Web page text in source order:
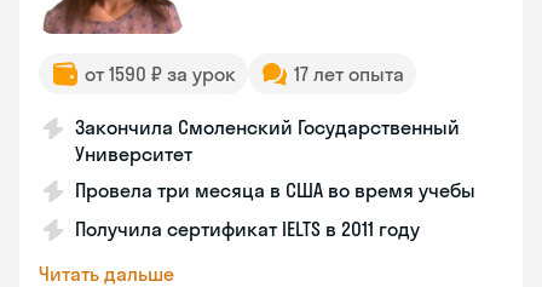
от 1590 ₽ за урок 17 лет опыта
Закончила Смоленский Государственный
Университет
Провела три месяца в США во время учебы
Получила сертификат IELTS в 2011 году
Читать дальше